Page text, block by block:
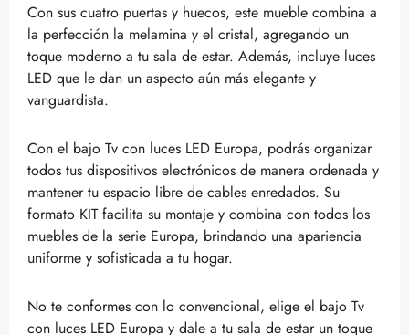
Con sus cuatro puertas y huecos, este mueble combina a
la perfección la melamina y el cristal, agregando un
toque moderno a tu sala de estar. Además, incluye luces
LED que le dan un aspecto aún más elegante y
vanguardista.
Con el bajo Tv con luces LED Europa, podrás organizar
todos tus dispositivos electrónicos de manera ordenada y
mantener tu espacio libre de cables enredados. Su
formato KIT facilita su montaje y combina con todos los
muebles de la serie Europa, brindando una apariencia
uniforme y sofisticada a tu hogar.
No te conformes con lo convencional, elige el bajo Tv
con luces LED Europa y dale a tu sala de estar un toque